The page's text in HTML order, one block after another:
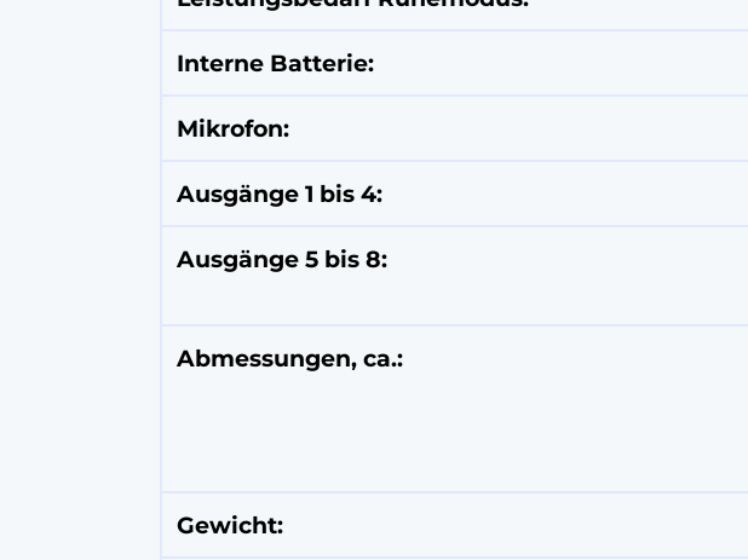
Interne Batterie:
Mikrofon:
Ausgänge 1 bis 4:
Ausgänge 5 bis 8:
Abmessungen, ca.:
Gewicht: